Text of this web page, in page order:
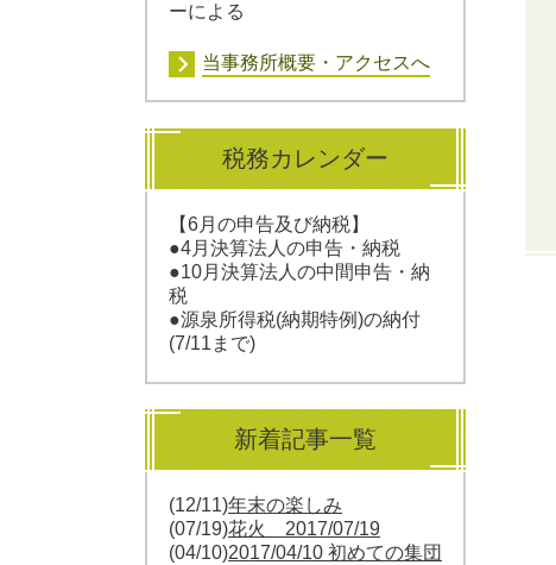
ーによる
当事務所概要・アクセスへ
税務カレンダー
【6月の申告及び納税】
●4月決算法人の申告・納税
●10月決算法人の中間申告・納
税
●源泉所得税(納期特例)の納付
(7/11まで)
新着記事一覧
(12/11)年末の楽しみ
(07/19)花火 2017/07/19
(04/10)2017/04/10 初めての集団